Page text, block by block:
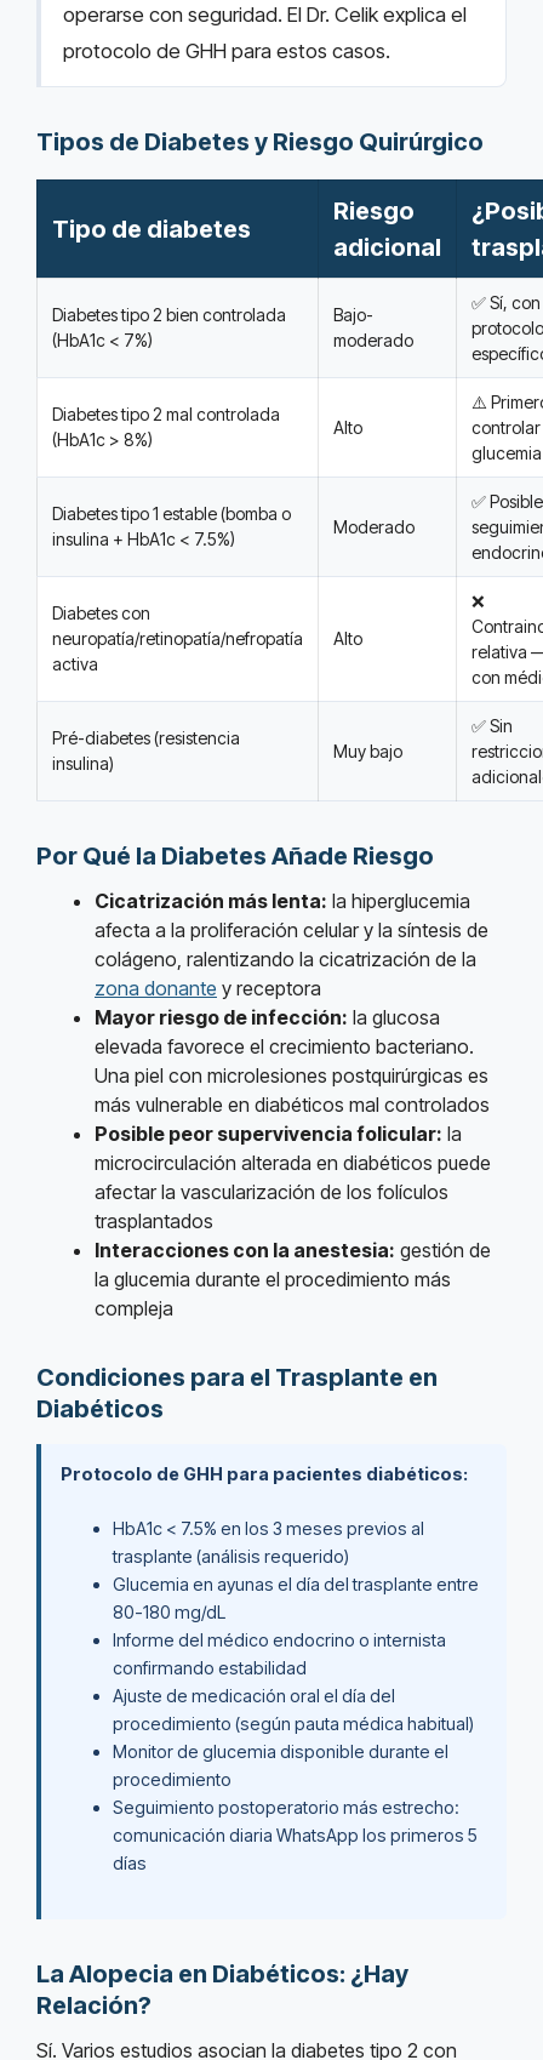
operarse con seguridad. El Dr. Celik explica el
protocolo de GHH para estos casos.
Tipos de Diabetes y Riesgo Quirúrgico
Tipo de diabetes
Riesgo
adicional
Diabetes tipo 2 bien controlada
(HbA1c < 7%)
Bajo-
moderado
✅ Sí, con
protocolo
Diabetes tipo 2 mal controlada
(HbA1c > 8%)
Alto
⚠️
controlar
glucemia
Diabetes tipo 1 estable (bomba o
insulina + HbA1c < 7.5%)
Moderado
✅
Diabetes con
neuropatía/retinopatía/nefropatía
activa
Alto
❌
relativa
con
Pré-diabetes (resistencia
insulina)
Muy bajo
✅ Sin
Por Qué la Diabetes Añade Riesgo
Cicatrización más lenta: la hiperglucemia
afecta a la proliferación celular y la síntesis de
colágeno, ralentizando la cicatrización de la
zona donante y receptora
Mayor riesgo de infección: la glucosa
elevada favorece el crecimiento bacteriano.
Una piel con microlesiones postquirúrgicas es
más vulnerable en diabéticos mal controlados
Posible peor supervivencia folicular: la
microcirculación alterada en diabéticos puede
afectar la vascularización de los folículos
trasplantados
Interacciones con la anestesia: gestión de
la glucemia durante el procedimiento más
compleja
Condiciones para el Trasplante en
Diabéticos
Protocolo de GHH para pacientes diabéticos:
HbA1c < 7.5% en los 3 meses previos al
trasplante (análisis requerido)
Glucemia en ayunas el día del trasplante entre
80-180 mg/dL
Informe del médico endocrino o internista
confirmando estabilidad
Ajuste de medicación oral el día del
procedimiento (según pauta médica habitual)
Monitor de glucemia disponible durante el
procedimiento
Seguimiento postoperatorio más estrecho:
comunicación diaria WhatsApp los primeros 5
días
La Alopecia en Diabéticos: ¿Hay
Relación?
Sí. Varios estudios asocian la diabetes tipo 2 con